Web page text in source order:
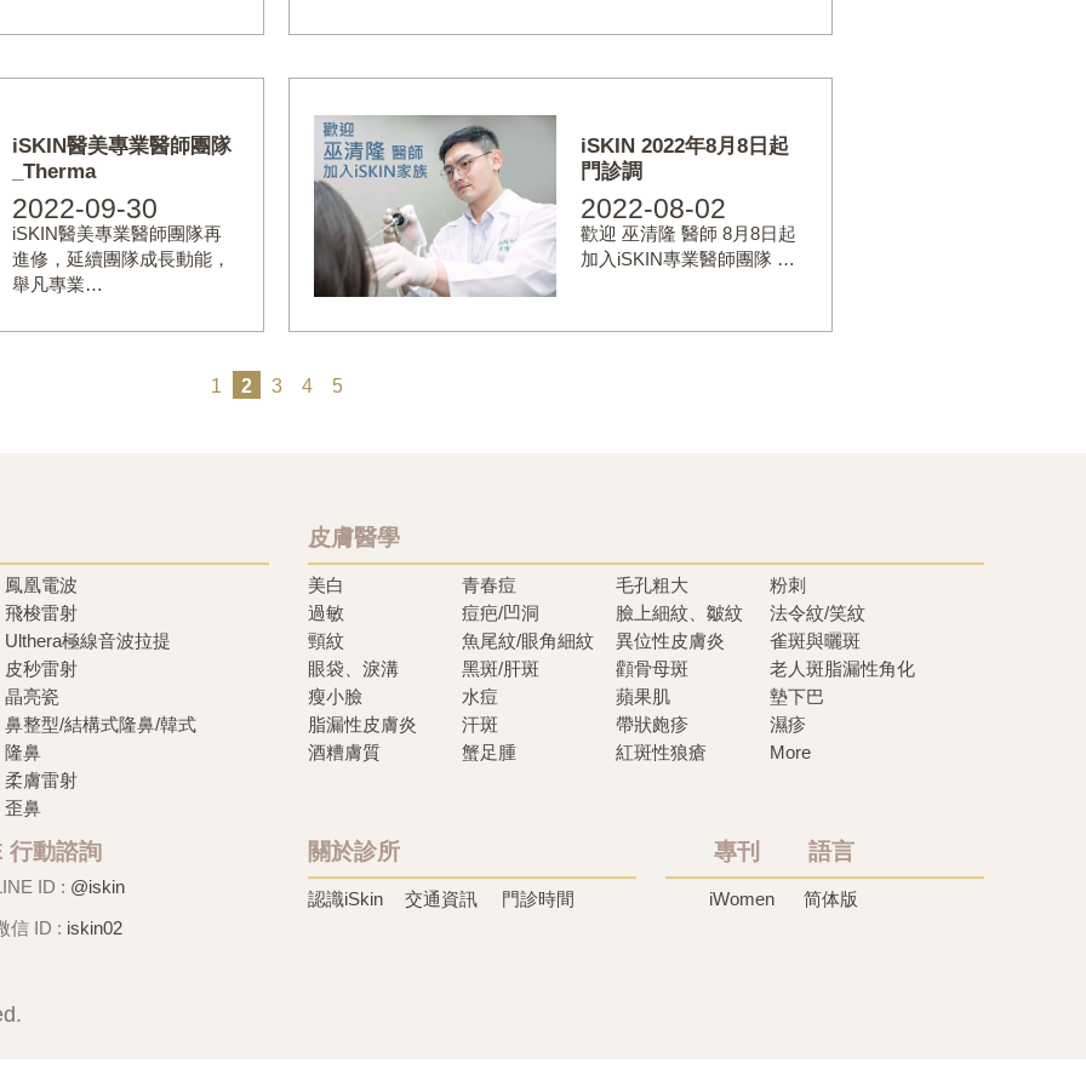
iSKIN醫美專業醫師團隊
_Therma
2022-09-30
iSKIN醫美專業醫師團隊再
進修，延續團隊成長動能，
舉凡專業…
iSKIN 2022年8月8日起
門診調
2022-08-02
歡迎 巫清隆 醫師 8月8日起
加入iSKIN專業醫師團隊 …
1 2 3 4 5
鳳凰電波
飛梭雷射
Ulthera極線音波拉提
皮秒雷射
晶亮瓷
鼻整型/結構式隆鼻/韓式
隆鼻
柔膚雷射
歪鼻
皮膚醫學
美白 青春痘 毛孔粗大
粉刺
過敏
痘疤/凹洞 臉上細紋、皺紋
法令紋/笑紋
頸紋
魚尾紋/眼角細紋 異位性皮膚炎
雀斑與曬斑
眼袋、淚溝
黑斑/肝斑 顴骨母斑
老人斑脂漏性角化
瘦小臉
水痘 蘋果肌
墊下巴
脂漏性皮膚炎
汗斑 帶狀皰疹
濕疹
酒糟膚質
蟹足腫 紅斑性狼瘡 More
行動諮詢
ID : @iskin
信 ID : iskin02
關於診所
認識iSkin 交通資訊 門診時間
專刊 語言
iWomen 简体版